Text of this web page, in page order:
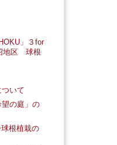
」３for
地区 球根
いて
の庭」の
根植栽の